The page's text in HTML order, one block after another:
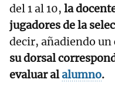
del 1 al 10, la
jugadores de la
decir, añadiendo
su dorsal
evaluar alalumno.